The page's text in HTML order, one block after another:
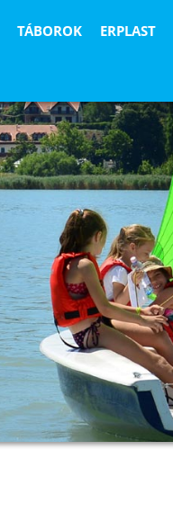
TÁBOROK ERPLAST